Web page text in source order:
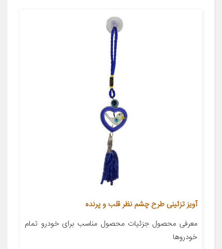
آویز تزئینی طرح چشم نظر قلب و پرنده
معرفی محصول جزئیات محصول مناسب برای خودرو تمام
خودروها